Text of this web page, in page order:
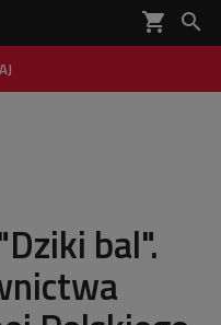
shopping_cart 

bal".